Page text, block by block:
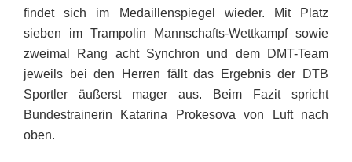
findet sich im Medaillenspiegel wieder. Mit Platz
sieben im Trampolin Mannschafts-Wettkampf sowie
zweimal Rang acht Synchron und dem DMT-Team
jeweils bei den Herren fällt das Ergebnis der DTB
Sportler äußerst mager aus. Beim Fazit spricht
Bundestrainerin Katarina Prokesova von Luft nach
oben.